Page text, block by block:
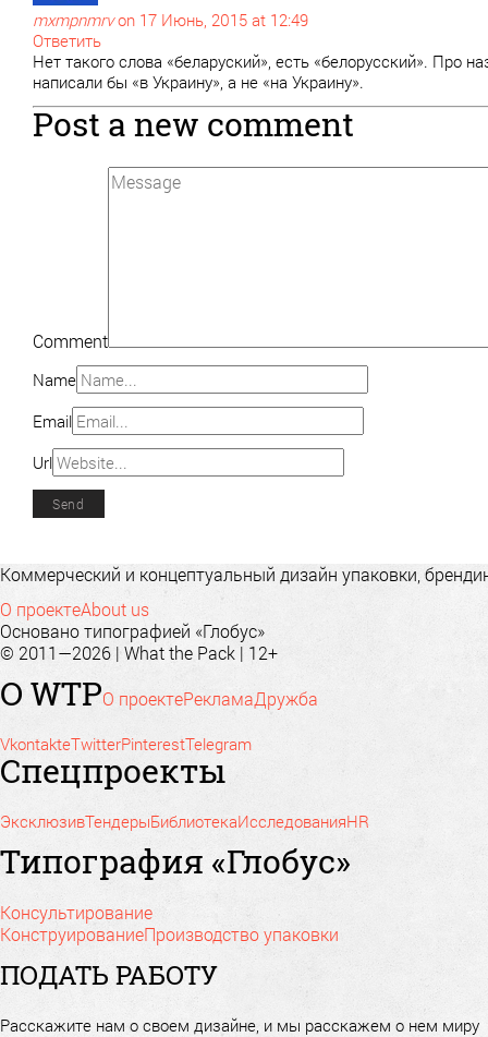
mxmpnmrv on 17 Июнь, 2015 at 12:49
Ответить
Нет такого слова «беларуский», есть «белорусский». Про
написали бы «в Украину», а не «на Украину».
Post a new comment
Comment
Name
Email
Url
Коммерческий и концептуальный дизайн упаковки,
О проектеAbout us
Основано типографией «Глобус»
© 2011—2026 | What the Pack | 12+
О WTPО проектеРекламаДружба
VkontakteTwitterPinterestTelegram
Спецпроекты
ЭксклюзивТендерыБиблиотекаИсследованияHR
Типография «Глобус»
Консультирование
КонструированиеПроизводство упаковки
ПОДАТЬ РАБОТУ
Расскажите нам о своем дизайне, и мы расскажем о нем миру